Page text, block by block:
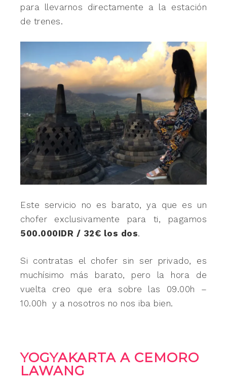
para llevarnos directamente a la estación
de trenes.
Este servicio no es barato, ya que es un
chofer exclusivamente para ti, pagamos
500.000IDR / 32€ los dos.
Si contratas el chofer sin ser privado, es
muchísimo más barato, pero la hora de
vuelta creo que era sobre las 09.00h –
10.00h y a nosotros no nos iba bien.
YOGYAKARTA A CEMORO
LAWANG